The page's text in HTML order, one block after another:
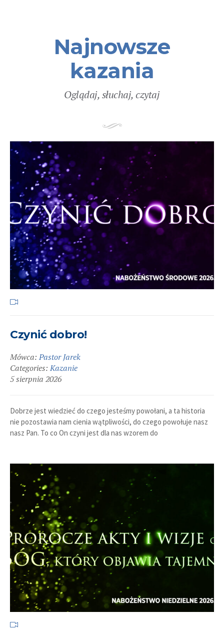
Najnowsze
kazania
Oglądaj, słuchaj, czytaj
Czynić dobro!
Mówca:Pastor Jarek
Categories:Kazanie
5 sierpnia 2026
Dobrze jest wiedzieć do czego jesteśmy powołani, a ta historia
nie pozostawia nam cienia wątpliwości, do czego powołuje nasz
nasz Pan. To co On czyni jest dla nas wzorem do